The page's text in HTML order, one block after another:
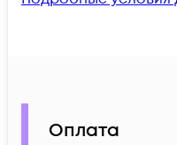
Оплата